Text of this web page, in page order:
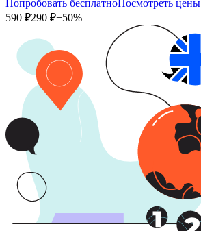
Попробовать бесплатно Посмотреть цены
590 ₽290 ₽−50%